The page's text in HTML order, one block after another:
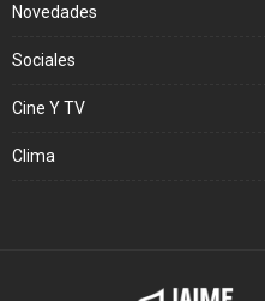
Novedades
Sociales
Cine Y TV
Clima